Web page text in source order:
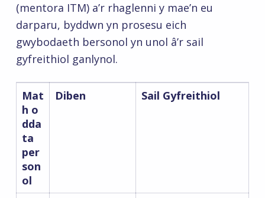
(mentora ITM) a’r rhaglenni y mae’n eu
darparu, byddwn yn prosesu eich
gwybodaeth bersonol yn unol â’r sail
gyfreithiol ganlynol.
Mat
h o
dda
ta
per
son
ol
Diben Sail Gyfreithiol